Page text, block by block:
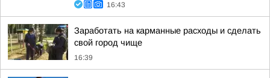
16:43
Заработать на карманные расходы и сделать
свой город чище
16:39